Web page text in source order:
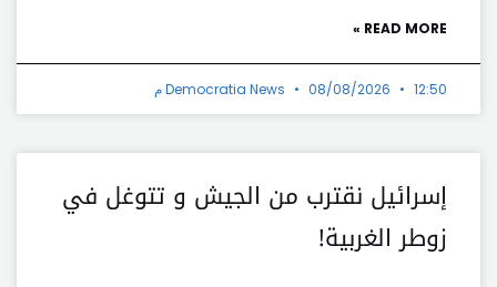
READ MORE »
Democratia News 08/08/2026 12:50 م
إسرائيل نقترب من الجيش و تتوغل في
زوطر الغربية!